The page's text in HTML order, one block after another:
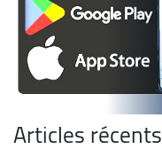
Articles récents